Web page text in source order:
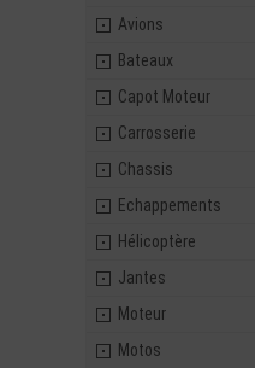
Avions
Bateaux
Capot Moteur
Carrosserie
Chassis
Echappements
Hélicoptère
Jantes
Moteur
Motos